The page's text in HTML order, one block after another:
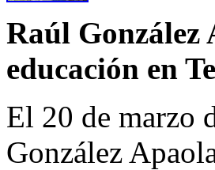
Raúl González
educación en
El 20 de marzo
González